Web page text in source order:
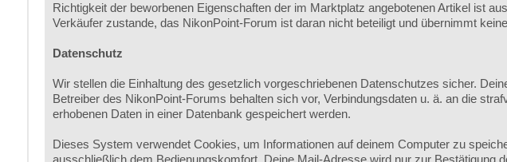
Richtigkeit der beworbenen Eigenschaften der im Marktplatz angebotenen Artikel ist
Verkäufer zustande, das NikonPoint-Forum ist daran nicht beteiligt und übernimmt
Datenschutz
Wir stellen die Einhaltung des gesetzlich vorgeschriebenen Datenschutzes sicher.
Betreiber des NikonPoint-Forums behalten sich vor, Verbindungsdaten u. ä. an die
erhobenen Daten in einer Datenbank gespeichert werden.
Dieses System verwendet Cookies, um Informationen auf deinem Computer zu
ausschließlich dem Bedienungskomfort. Deine Mail-Adresse wird nur zur Bestätigung